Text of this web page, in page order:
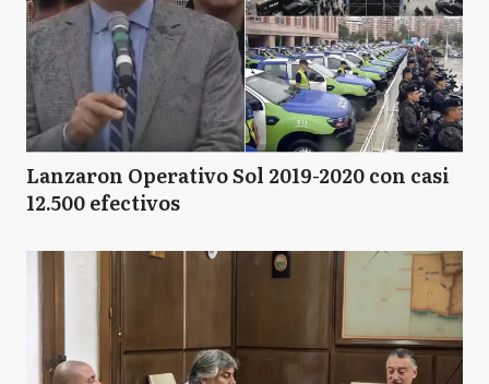
Lanzaron Operativo Sol 2019-2020 con casi
12.500 efectivos